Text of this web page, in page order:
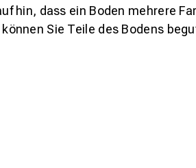
hin, dass ein Boden mehrere
Sie Teile des Bodens